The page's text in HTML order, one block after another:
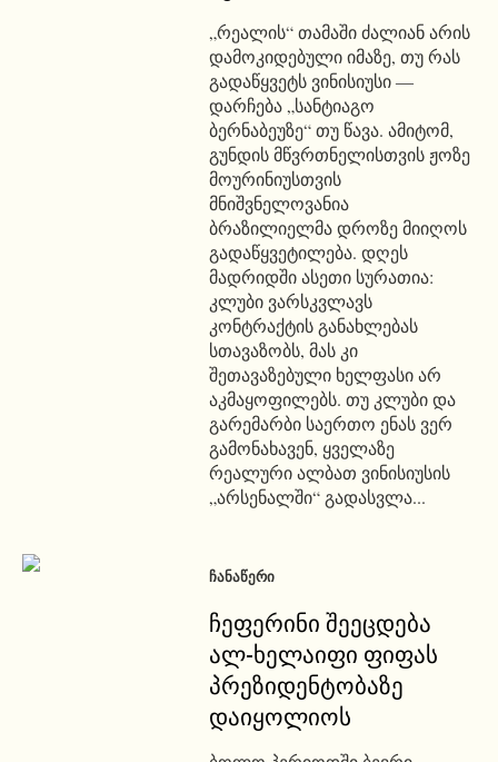
„რეალის“ თამაში ძალიან არის
დამოკიდებული იმაზე, თუ რას
გადაწყვეტს ვინისიუსი ―
დარჩება „სანტიაგო
ბერნაბეუზე“ თუ წავა. ამიტომ,
გუნდის მწვრთნელისთვის ჟოზე
მოურინიუსთვის
მნიშვნელოვანია
ბრაზილიელმა დროზე მიიღოს
გადაწყვეტილება. დღეს
მადრიდში ასეთი სურათია:
კლუბი ვარსკვლავს
კონტრაქტის განახლებას
სთავაზობს, მას კი
შეთავაზებული ხელფასი არ
აკმაყოფილებს. თუ კლუბი და
გარემარბი საერთო ენას ვერ
გამონახავენ, ყველაზე
რეალური ალბათ ვინისიუსის
„არსენალში“ გადასვლა...
ᲩᲐᲜᲐᲬᲔᲠᲘ
ჩეფერინი შეეცდება
ალ-ხელაიფი ფიფას
პრეზიდენტობაზე
დაიყოლიოს